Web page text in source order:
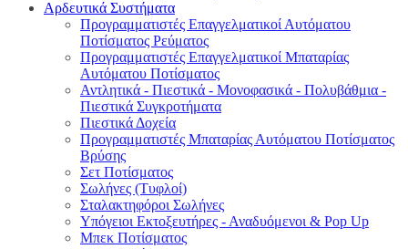
Αρδευτικά Συστήματα
Προγραμματιστές Επαγγελματικοί Αυτόματου
Ποτίσματος Ρεύματος
Προγραμματιστές Επαγγελματικοί Μπαταρίας
Αυτόματου Ποτίσματος
Αντλητικά - Πιεστικά - Μονοφασικά - Πολυβάθμια -
Πιεστικά Συγκροτήματα
Πιεστικά Δοχεία
Προγραμματιστές Μπαταρίας Αυτόματου Ποτίσματος
Βρύσης
Σετ Ποτίσματος
Σωλήνες (Τυφλοί)
Σταλακτηφόροι Σωλήνες
Υπόγειοι Εκτοξευτήρες - Αναδυόμενοι & Pop Up
Μπεκ Ποτίσματος